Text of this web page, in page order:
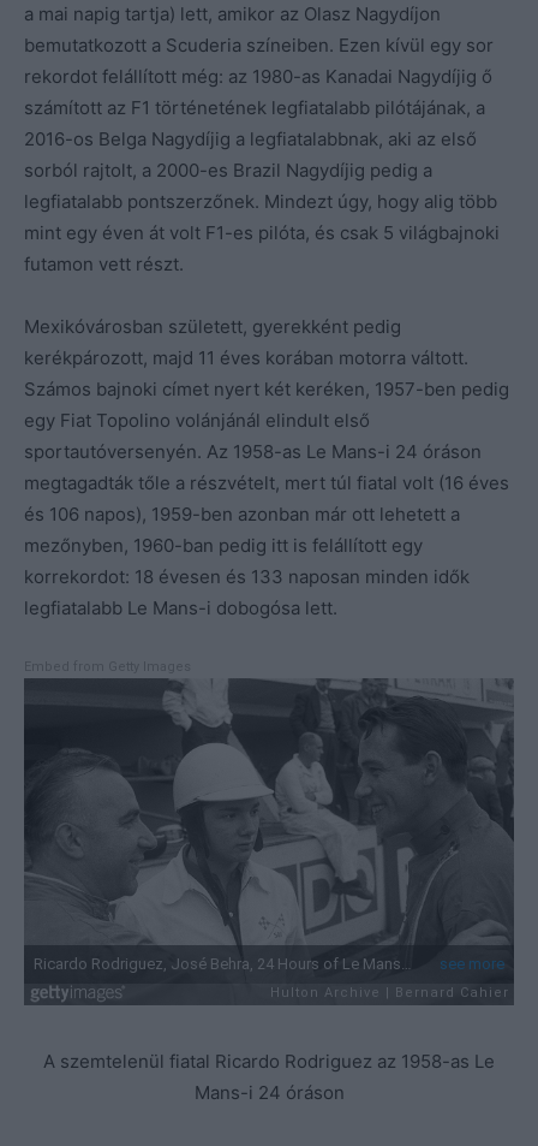
a mai napig tartja) lett, amikor az Olasz Nagydíjon
bemutatkozott a Scuderia színeiben. Ezen kívül egy sor
rekordot felállított még: az 1980-as Kanadai Nagydíjig ő
számított az F1 történetének legfiatalabb pilótájának, a
2016-os Belga Nagydíjig a legfiatalabbnak, aki az első
sorból rajtolt, a 2000-es Brazil Nagydíjig pedig a
legfiatalabb pontszerzőnek. Mindezt úgy, hogy alig több
mint egy éven át volt F1-es pilóta, és csak 5 világbajnoki
futamon vett részt.
Mexikóvárosban született, gyerekként pedig
kerékpározott, majd 11 éves korában motorra váltott.
Számos bajnoki címet nyert két keréken, 1957-ben pedig
egy Fiat Topolino volánjánál elindult első
sportautóversenyén. Az 1958-as Le Mans-i 24 óráson
megtagadták tőle a részvételt, mert túl fiatal volt (16 éves
és 106 napos), 1959-ben azonban már ott lehetett a
mezőnyben, 1960-ban pedig itt is felállított egy
korrekordot: 18 évesen és 133 naposan minden idők
legfiatalabb Le Mans-i dobogósa lett.
A szemtelenül fiatal Ricardo Rodriguez az 1958-as Le
Mans-i 24 óráson